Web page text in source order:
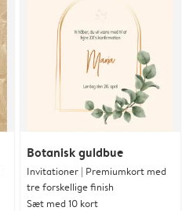
Botanisk guldbue
Invitationer | Premiumkort med
tre forskellige finish
Sæt med 10 kort